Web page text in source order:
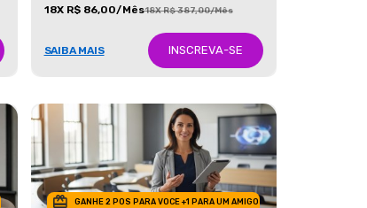
18X R$ 86,00/Mês18X R$ 387,00/Mês
SAIBA MAIS INSCREVA-SE
GANHE 2 POS PARA VOCE +1 PARA UM AMIGO